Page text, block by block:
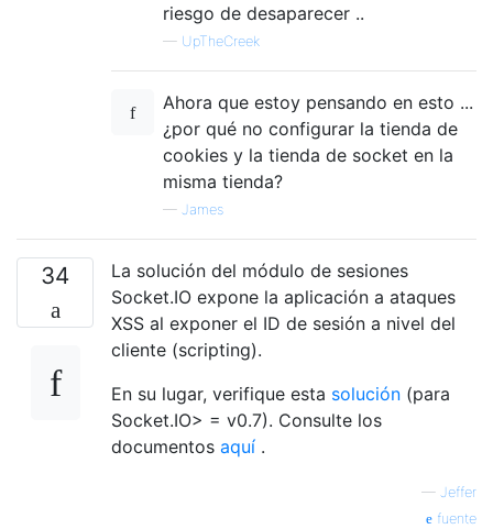
riesgo de desaparecer ..
— UpTheCreek
Ahora que estoy pensando en esto ...
¿por qué no configurar la tienda de
cookies y la tienda de socket en la
misma tienda?
— James
34
La solución del módulo de sesiones
Socket.IO expone la aplicación a ataques
XSS al exponer el ID de sesión a nivel del
cliente (scripting).
En su lugar, verifique esta solución (para
Socket.IO> = v0.7). Consulte los
documentos aquí .
— Jeffer
fuente